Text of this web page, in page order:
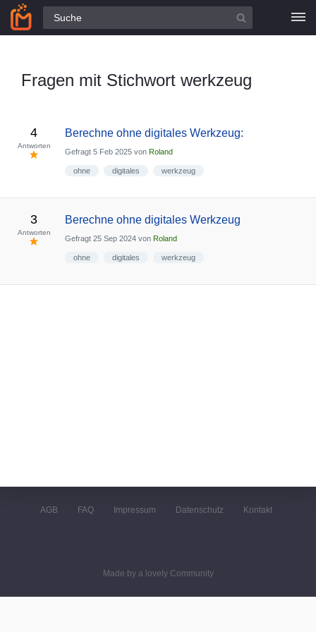
Alle Fragen
Fragen mit Stichwort werkzeug
4
Antworten
Berechne ohne digitales Werkzeug:
Gefragt 5 Feb 2025 von Roland
ohne digitales werkzeug
3
Antworten
Berechne ohne digitales Werkzeug
Gefragt 25 Sep 2024 von Roland
ohne digitales werkzeug
AGB FAQ Impressum Datenschutz Kontakt
Made by a lovely Community